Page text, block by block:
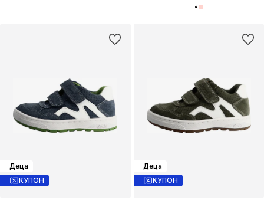
Деца
КУПОН
Деца
КУПОН